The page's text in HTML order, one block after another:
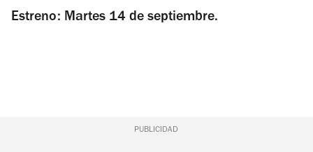
Estreno: Martes 14 de septiembre.
PUBLICIDAD